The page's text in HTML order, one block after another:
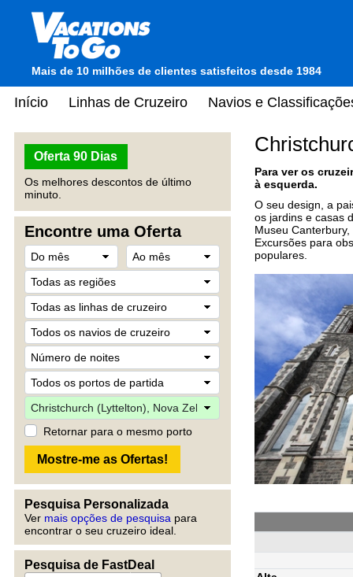
Mais de 10 milhões de clientes satisfeitos desde 1984
Início Linhas de Cruzeiro Navios e
Oferta 90 Dias
Os melhores descontos de último
minuto.
Encontre uma Oferta
Retornar para o mesmo porto
Pesquisa Personalizada
Ver mais opções de pesquisa para
encontrar o seu cruzeiro ideal.
Pesquisa de FastDeal
Para ver os
à esquerda.
O seu design, a
os jardins e casas
Museu
Excursões para
populares.